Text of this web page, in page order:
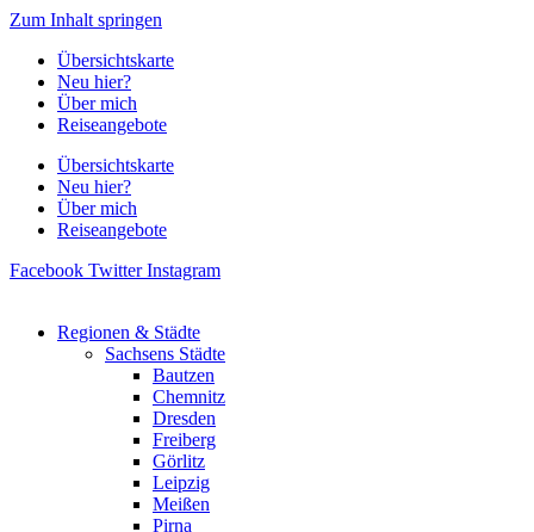
Zum Inhalt springen
Übersichtskarte
Neu hier?
Über mich
Reiseangebote
Übersichtskarte
Neu hier?
Über mich
Reiseangebote
Facebook Twitter Instagram
Regionen & Städte
Sachsens Städte
Bautzen
Chemnitz
Dresden
Freiberg
Görlitz
Leipzig
Meißen
Pirna